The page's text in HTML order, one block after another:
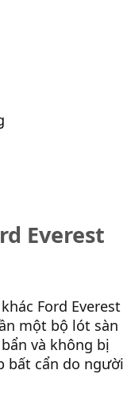
Everest
Ford Everest
một bộ lót sàn
và không bị
bất cẩn do người